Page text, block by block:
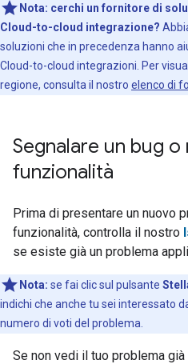
Nota: cerchi un fornitore di
Cloud-to-cloud integrazione?
soluzioni che in precedenza hanno
Cloud-to-cloud integrazioni. Per
regione, consulta il nostro elenco di
Segnalare un bug
funzionalità
Prima di presentare un nuovo
funzionalità, controlla il nostro
se esiste già un problema
Nota: se fai clic sul pulsante
indichi che anche tu sei interessato
numero di voti del problema.
Se non vedi il tuo problema